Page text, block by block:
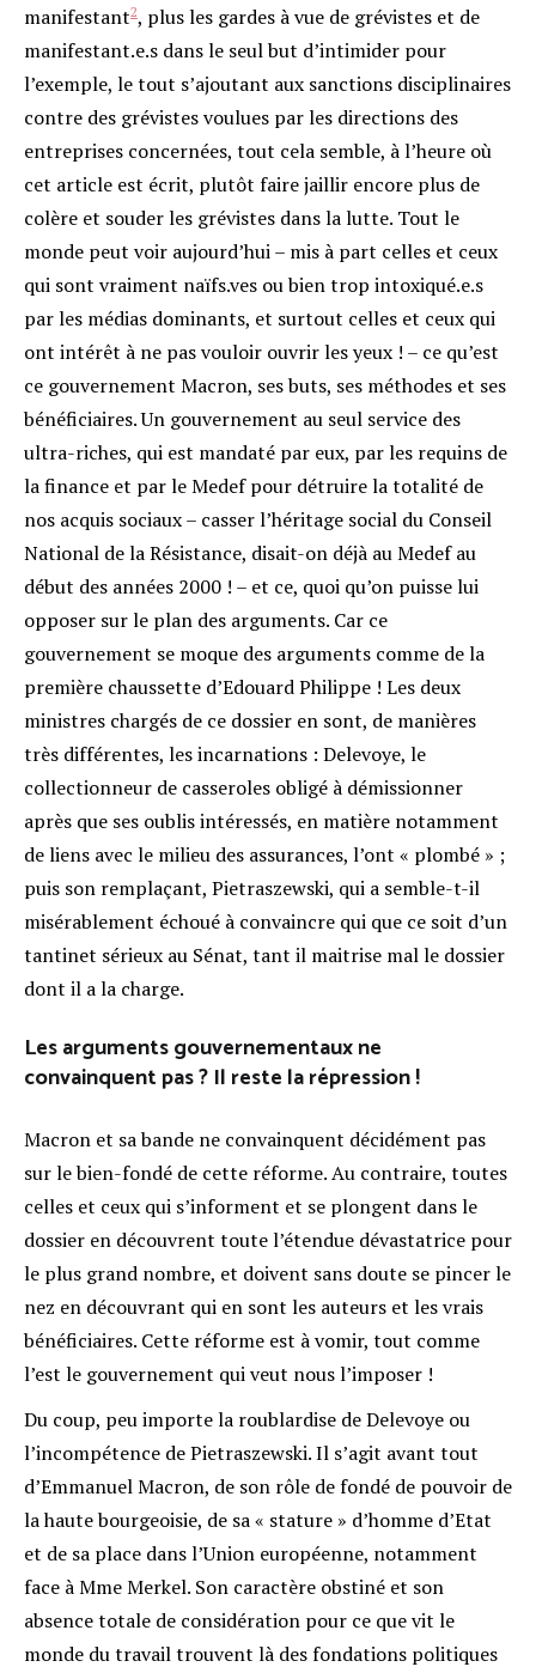
manifestant2, plus les gardes à vue de grévistes et de
manifestant.e.s dans le seul but d’intimider pour
l’exemple, le tout s’ajoutant aux sanctions disciplinaires
contre des grévistes voulues par les directions des
entreprises concernées, tout cela semble, à l’heure où
cet article est écrit, plutôt faire jaillir encore plus de
colère et souder les grévistes dans la lutte. Tout le
monde peut voir aujourd’hui – mis à part celles et ceux
qui sont vraiment naïfs.ves ou bien trop intoxiqué.e.s
par les médias dominants, et surtout celles et ceux qui
ont intérêt à ne pas vouloir ouvrir les yeux ! – ce qu’est
ce gouvernement Macron, ses buts, ses méthodes et ses
bénéficiaires. Un gouvernement au seul service des
ultra-riches, qui est mandaté par eux, par les requins de
la finance et par le Medef pour détruire la totalité de
nos acquis sociaux – casser l’héritage social du Conseil
National de la Résistance, disait-on déjà au Medef au
début des années 2000 ! – et ce, quoi qu’on puisse lui
opposer sur le plan des arguments. Car ce
gouvernement se moque des arguments comme de la
première chaussette d’Edouard Philippe ! Les deux
ministres chargés de ce dossier en sont, de manières
très différentes, les incarnations : Delevoye, le
collectionneur de casseroles obligé à démissionner
après que ses oublis intéressés, en matière notamment
de liens avec le milieu des assurances, l’ont « plombé » ;
puis son remplaçant, Pietraszewski, qui a semble-t-il
misérablement échoué à convaincre qui que ce soit d’un
tantinet sérieux au Sénat, tant il maitrise mal le dossier
dont il a la charge.
Les arguments gouvernementaux ne
convainquent pas ? Il reste la répression !
Macron et sa bande ne convainquent décidément pas
sur le bien-fondé de cette réforme. Au contraire, toutes
celles et ceux qui s’informent et se plongent dans le
dossier en découvrent toute l’étendue dévastatrice pour
le plus grand nombre, et doivent sans doute se pincer le
nez en découvrant qui en sont les auteurs et les vrais
bénéficiaires. Cette réforme est à vomir, tout comme
l’est le gouvernement qui veut nous l’imposer !
Du coup, peu importe la roublardise de Delevoye ou
l’incompétence de Pietraszewski. Il s’agit avant tout
d’Emmanuel Macron, de son rôle de fondé de pouvoir de
la haute bourgeoisie, de sa « stature » d’homme d’Etat
et de sa place dans l’Union européenne, notamment
face à Mme Merkel. Son caractère obstiné et son
absence totale de considération pour ce que vit le
monde du travail trouvent là des fondations politiques